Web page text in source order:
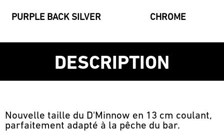
PURPLE BACK SILVER CHROME
DESCRIPTION
Nouvelle taille du D'Minnow en 13 cm coulant,
parfaitement adapté à la pêche du bar.